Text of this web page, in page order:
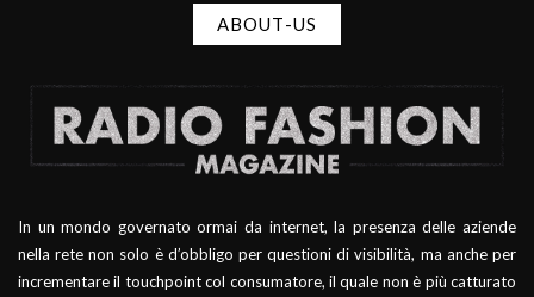
ABOUT-US
In un mondo governato ormai da internet, la presenza delle aziende
nella rete non solo è d’obbligo per questioni di visibilità, ma anche per
incrementare il touchpoint col consumatore, il quale non è più catturato